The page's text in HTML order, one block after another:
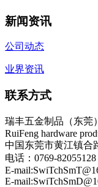
新闻资讯
公司动态
业界资讯
联系方式
瑞丰五金制品（东莞
RuiFeng hardware
中国东莞市黄江镇合
电话：0769-82055128
E-
E-